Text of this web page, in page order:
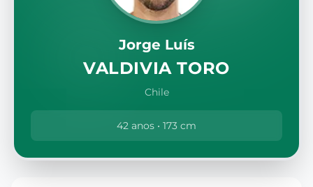
Jorge Luís
VALDIVIA TORO
Chile
42 anos • 173 cm